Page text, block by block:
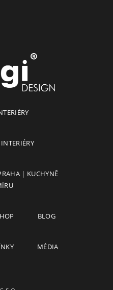
| KUCHYNĚ
BLOG
MÉDIA